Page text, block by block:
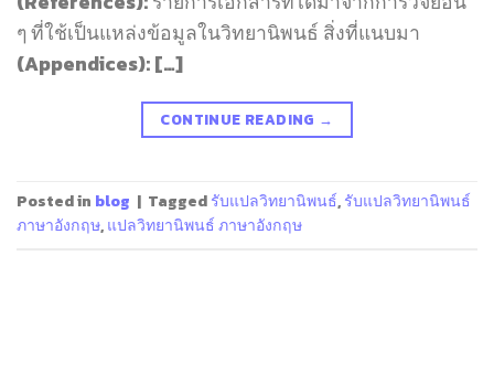
ๆ ที่ใช้เป็นแหล่งข้อมูลในวิทยานิพนธ์ สิ่งที่แนบมา
(Appendices): […]
CONTINUE READING →
Posted in blog | Taggedรับแปลวิทยานิพนธ์,รับแปลวิทยานิพนธ์
ภาษาอังกฤษ,แปลวิทยานิพนธ์ ภาษาอังกฤษ